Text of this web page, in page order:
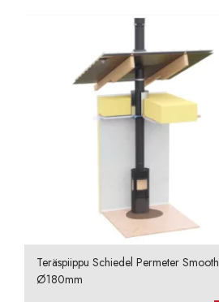
Teräspiippu Schiedel Permeter Smooth
Ø180mm